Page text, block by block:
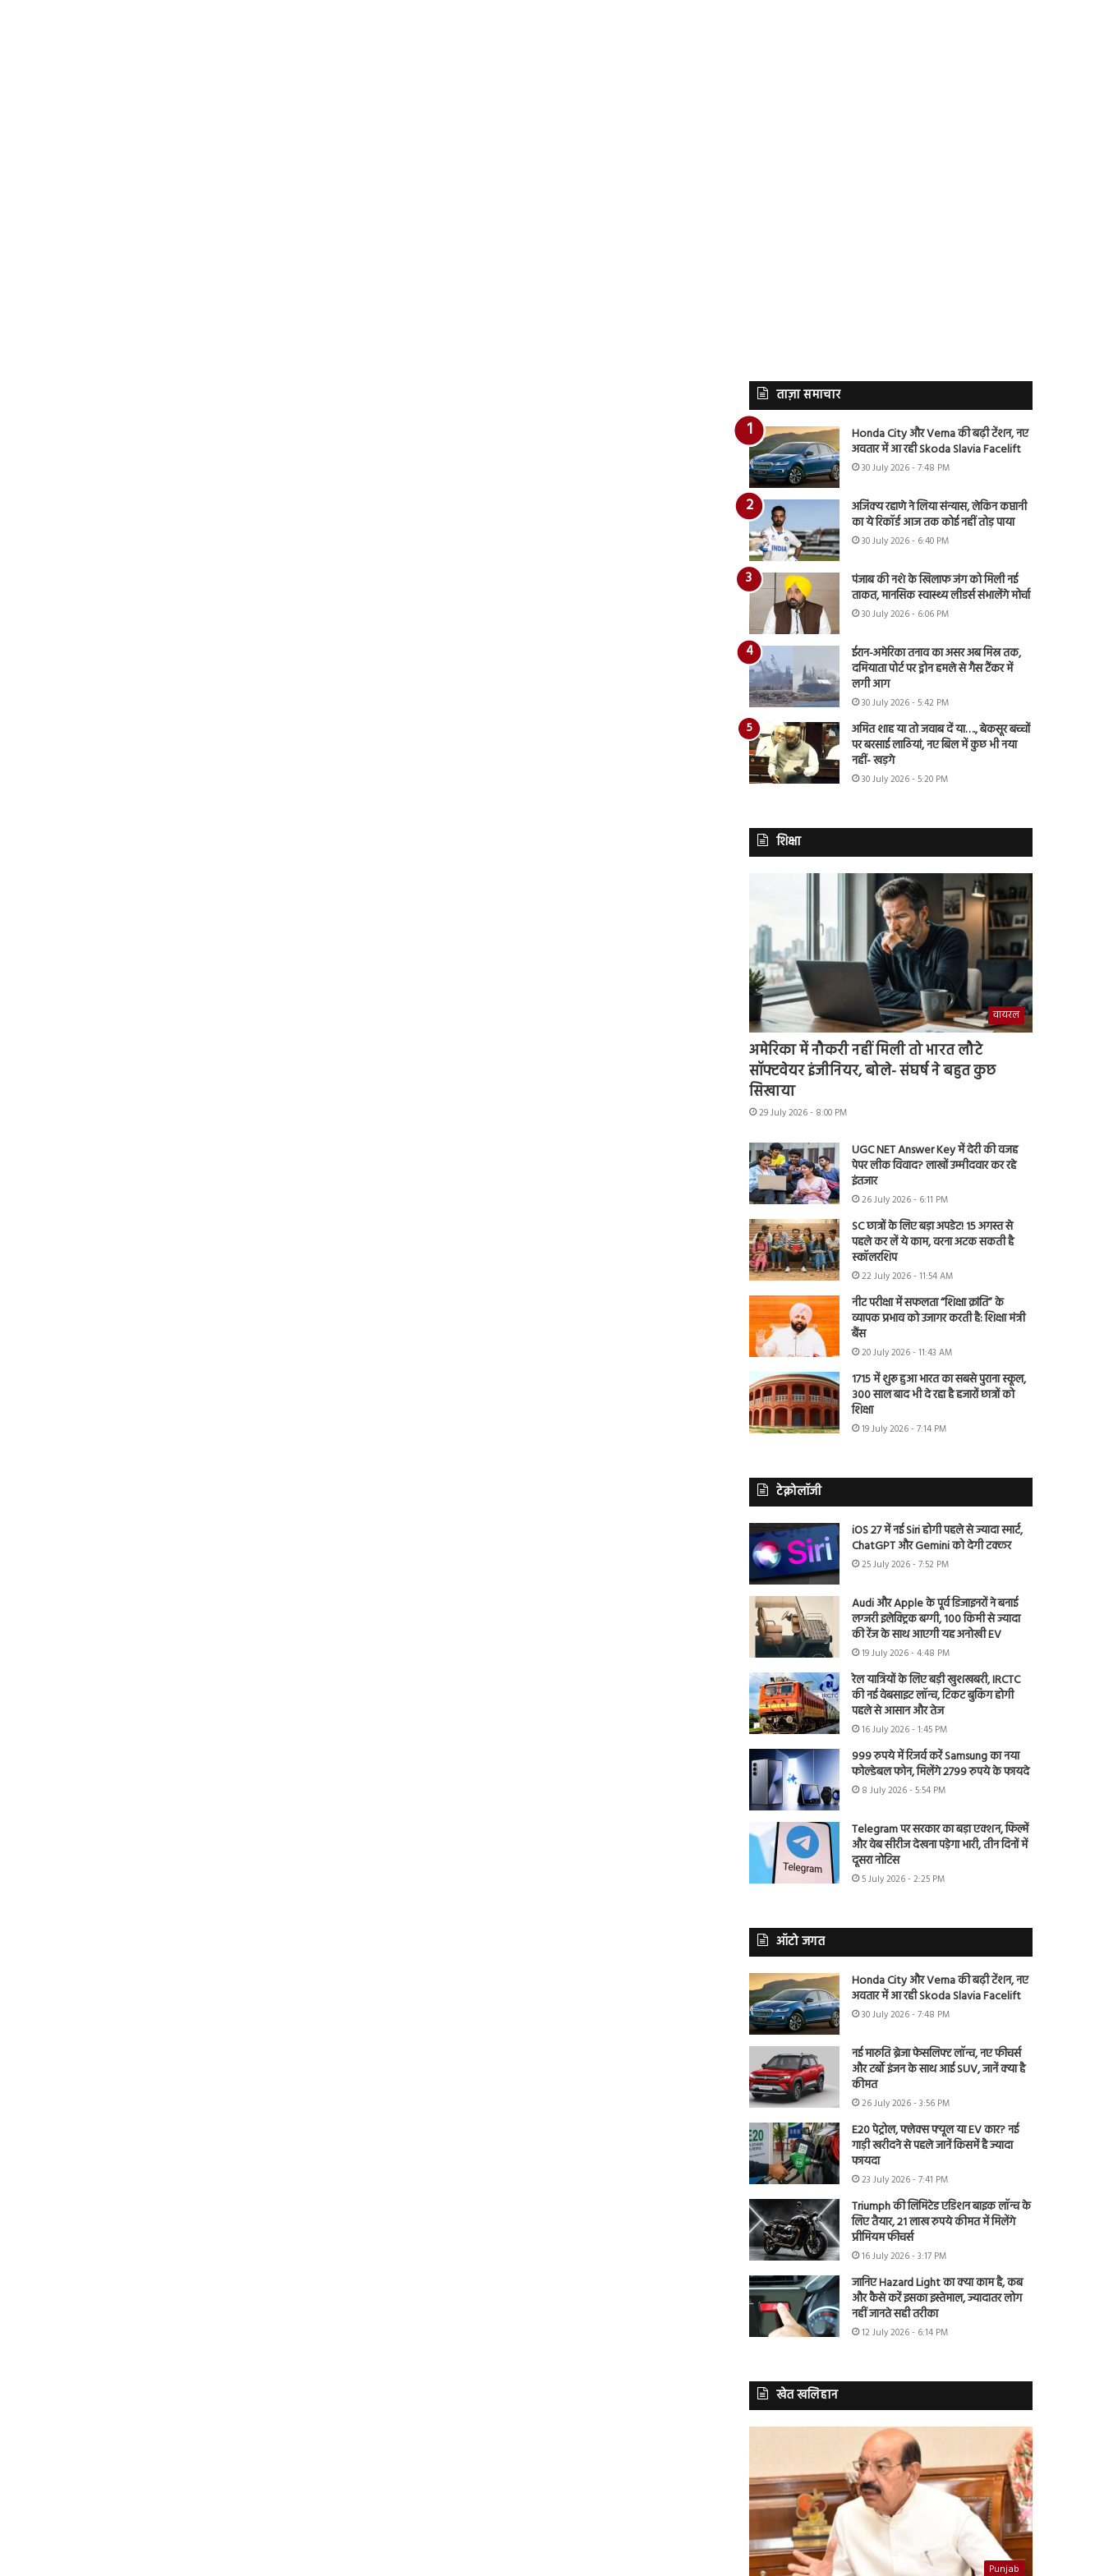
ताज़ा समाचार
Honda City और Verna की बढ़ी टेंशन, नए
अवतार में आ रही Skoda Slavia Facelift
30 July 2026 - 7:48 PM
अजिंक्य रहाणे ने लिया संन्यास, लेकिन कप्तानी
का ये रिकॉर्ड आज तक कोई नहीं तोड़ पाया
30 July 2026 - 6:40 PM
पंजाब की नशे के खिलाफ जंग को मिली नई
ताकत, मानसिक स्वास्थ्य लीडर्स संभालेंगे मोर्चा
30 July 2026 - 6:06 PM
ईरान-अमेरिका तनाव का असर अब मिस्र तक,
दमियाता पोर्ट पर ड्रोन हमले से गैस टैंकर में
लगी आग
30 July 2026 - 5:42 PM
अमित शाह या तो जवाब दें या…., बेकसूर बच्चों
पर बरसाई लाठियां, नए बिल में कुछ भी नया
नहीं- खड़गे
30 July 2026 - 5:20 PM
शिक्षा
वायरल
अमेरिका में नौकरी नहीं मिली तो भारत लौटे
सॉफ्टवेयर इंजीनियर, बोले- संघर्ष ने बहुत कुछ
सिखाया
29 July 2026 - 8:00 PM
UGC NET Answer Key में देरी की वजह
पेपर लीक विवाद? लाखों उम्मीदवार कर रहे
इंतजार
26 July 2026 - 6:11 PM
SC छात्रों के लिए बड़ा अपडेट! 15 अगस्त से
पहले कर लें ये काम, वरना अटक सकती है
स्कॉलरशिप
22 July 2026 - 11:54 AM
नीट परीक्षा में सफलता “शिक्षा क्रांति” के
व्यापक प्रभाव को उजागर करती है: शिक्षा मंत्री
बैंस
20 July 2026 - 11:43 AM
1715 में शुरू हुआ भारत का सबसे पुराना स्कूल,
300 साल बाद भी दे रहा है हजारों छात्रों को
शिक्षा
19 July 2026 - 7:14 PM
टेक्नोलॉजी
iOS 27 में नई Siri होगी पहले से ज्यादा स्मार्ट,
ChatGPT और Gemini को देगी टक्कर
25 July 2026 - 7:52 PM
Audi और Apple के पूर्व डिजाइनरों ने बनाई
लग्जरी इलेक्ट्रिक बग्गी, 100 किमी से ज्यादा
की रेंज के साथ आएगी यह अनोखी EV
19 July 2026 - 4:48 PM
रेल यात्रियों के लिए बड़ी खुशखबरी, IRCTC
की नई वेबसाइट लॉन्च, टिकट बुकिंग होगी
पहले से आसान और तेज
16 July 2026 - 1:45 PM
999 रुपये में रिजर्व करें Samsung का नया
फोल्डेबल फोन, मिलेंगे 2799 रुपये के फायदे
8 July 2026 - 5:54 PM
Telegram पर सरकार का बड़ा एक्शन, फिल्में
और वेब सीरीज देखना पड़ेगा भारी, तीन दिनों में
दूसरा नोटिस
5 July 2026 - 2:25 PM
ऑटो जगत
Honda City और Verna की बढ़ी टेंशन, नए
अवतार में आ रही Skoda Slavia Facelift
30 July 2026 - 7:48 PM
नई मारुति ब्रेजा फेसलिफ्ट लॉन्च, नए फीचर्स
और टर्बो इंजन के साथ आई SUV, जानें क्या है
कीमत
26 July 2026 - 3:56 PM
E20 पेट्रोल, फ्लेक्स फ्यूल या EV कार? नई
गाड़ी खरीदने से पहले जानें किसमें है ज्यादा
फायदा
23 July 2026 - 7:41 PM
Triumph की लिमिटेड एडिशन बाइक लॉन्च के
लिए तैयार, 21 लाख रुपये कीमत में मिलेंगे
प्रीमियम फीचर्स
16 July 2026 - 3:17 PM
जानिए Hazard Light का क्या काम है, कब
और कैसे करें इसका इस्तेमाल, ज्यादातर लोग
नहीं जानते सही तरीका
12 July 2026 - 6:14 PM
खेत खलिहान
Punjab